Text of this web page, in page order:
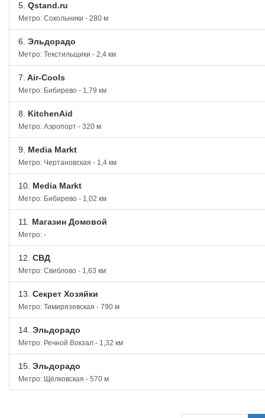
5. Qstand.ru
Метро: Сокольники - 280 м
6. Эльдорадо
Метро: Текстильщики - 2,4 км
7. Air-Cools
Метро: Бибирево - 1,79 км
8. KitchenAid
Метро: Аэропорт - 320 м
9. Media Markt
Метро: Чертановская - 1,4 км
10. Media Markt
Метро: Бибирево - 1,02 км
11. Магазин Домовой
Метро: -
12. СВД
Метро: Свиблово - 1,63 км
13. Секрет Хозяйки
Метро: Тимирязевская - 790 м
14. Эльдорадо
Метро: Речной Вокзал - 1,32 км
15. Эльдорадо
Метро: Щёлковская - 570 м